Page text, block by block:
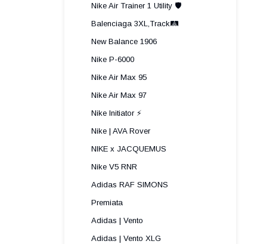
Nike Air Trainer 1 Utility 🛡️
Balenciaga 3XL,Track🛤️
New Balance 1906
Nike P-6000
Nike Air Max 95
Nike Air Max 97
Nike Initiator ⚡️
Nike | AVA Rover
NIKE x JACQUEMUS
Nike V5 RNR
Adidas RAF SIMONS
Premiata
Adidas | Vento
Adidas | Vento XLG